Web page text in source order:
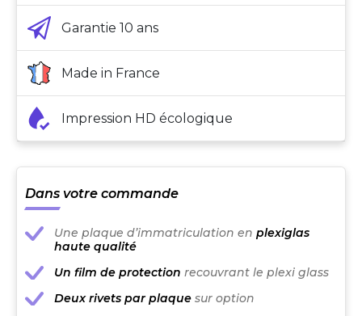
Garantie 10 ans
Made in France
Impression HD écologique
Dans votre commande
Une plaque d’immatriculation en plexiglas
haute qualité
Un film de protection recouvrant le plexi glass
Deux rivets par plaque sur option